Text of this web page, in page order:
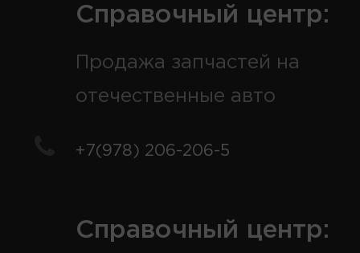
Справочный центр:
Продажа запчастей на
отечественные авто
+7(978) 206-206-5
Справочный центр: